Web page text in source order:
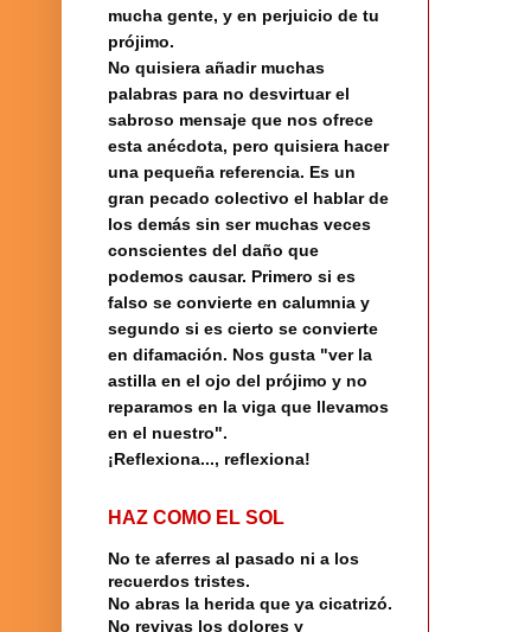
mucha gente, y en perjuicio de tu
prójimo.
No quisiera añadir muchas
palabras para no desvirtuar el
sabroso mensaje que nos ofrece
esta anécdota, pero quisiera hacer
una pequeña referencia. Es un
gran pecado colectivo el hablar de
los demás sin ser muchas veces
conscientes del daño que
podemos causar. Primero si es
falso se convierte en calumnia y
segundo si es cierto se convierte
en difamación. Nos gusta "ver la
astilla en el ojo del prójimo y no
reparamos en la viga que llevamos
en el nuestro".
¡Reflexiona..., reflexiona!
HAZ COMO EL SOL
No te aferres al pasado ni a los
recuerdos tristes.
No abras la herida que ya cicatrizó.
No revivas los dolores y